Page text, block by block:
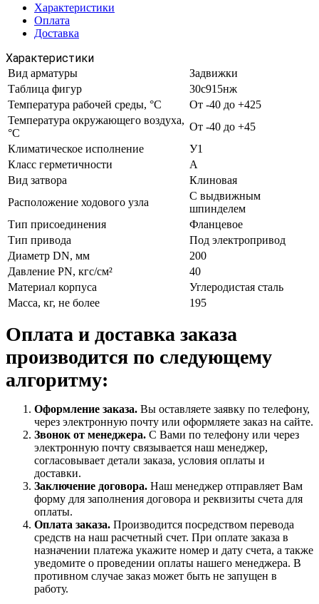
Характеристики
Оплата
Доставка
Характеристики
Вид арматуры
Задвижки
Таблица фигур
30с915нж
Температура рабочей среды, °С
От -40 до +425
Температура окружающего воздуха,
°С
От -40 до +45
Климатическое исполнение
У1
Класс герметичности
А
Вид затвора
Клиновая
Расположение ходового узла
С выдвижным
шпинделем
Тип присоединения
Фланцевое
Тип привода
Под электропривод
Диаметр DN, мм
200
Давление PN, кгс/см²
40
Материал корпуса
Углеродистая сталь
Масса, кг, не более
195
Оплата и доставка заказа
производится по следующему
алгоритму:
Оформление заказа. Вы оставляете заявку по телефону,
через электронную почту или оформляете заказ на сайте.
Звонок от менеджера. С Вами по телефону или через
электронную почту связывается наш менеджер,
согласовывает детали заказа, условия оплаты и
доставки.
Заключение договора. Наш менеджер отправляет Вам
форму для заполнения договора и реквизиты счета для
оплаты.
Оплата заказа. Производится посредством перевода
средств на наш расчетный счет. При оплате заказа в
назначении платежа укажите номер и дату счета, а также
уведомите о проведении оплаты нашего менеджера. В
противном случае заказ может быть не запущен в
работу.